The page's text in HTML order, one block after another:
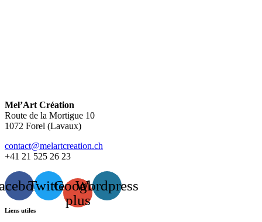
Mel’Art Création
Route de la Mortigue 10
1072 Forel (Lavaux)
contact@melartcreation.ch
+41 21 525 26 23
TwitterGoogle-
plus
Wordpress
Liens utiles